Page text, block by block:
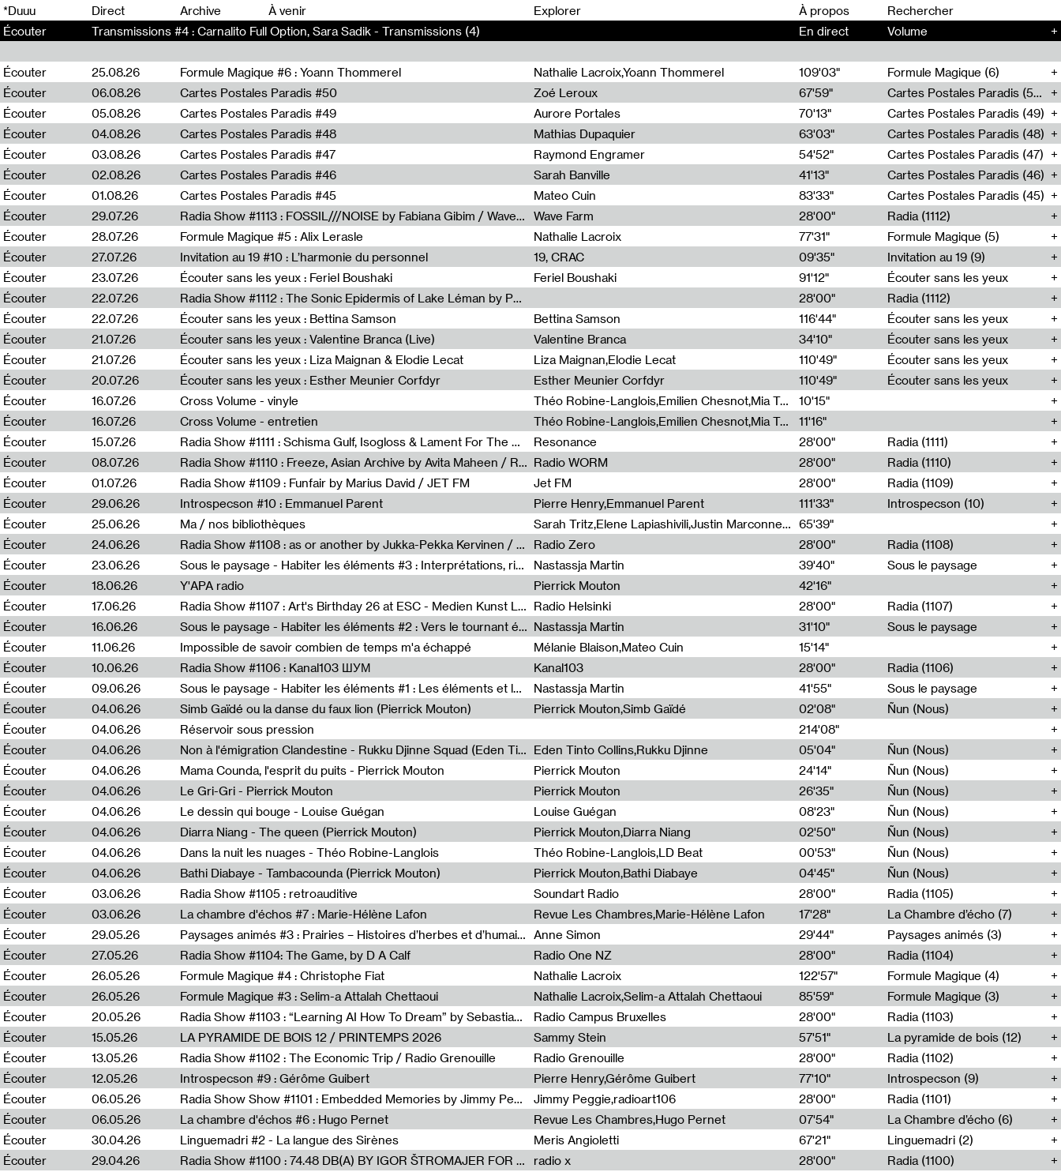
*Duuu Direct Archive À venir Explorer
À propos
Écouter
Transmissions #4 : Carnalito Full Option, Sara Sadik - Transmissions (4) En direct Volume +
Écouter 25.08.26 Formule Magique #6 : Yoann Thommerel Nathalie Lacroix,Yoann Thommerel 109'03"
Formule Magique (6)
Écouter
06.08.26 Cartes Postales Paradis #50 Zoé Leroux 67'59"
Cartes Postales Paradis (50)
Écouter
05.08.26 Cartes Postales Paradis #49 Aurore Portales 70'13"
Cartes Postales Paradis (49)
Écouter
04.08.26 Cartes Postales Paradis #48 Mathias Dupaquier 63'03"
Cartes Postales Paradis (48)
Écouter
03.08.26 Cartes Postales Paradis #47 Raymond Engramer 54'52"
Cartes Postales Paradis (47)
Écouter
02.08.26 Cartes Postales Paradis #46 Sarah Banville 41'13"
Cartes Postales Paradis (46)
Écouter
01.08.26 Cartes Postales Paradis #45 Mateo Cuin 83'33"
Cartes Postales Paradis (45)
Écouter
29.07.26 Radia Show #1113 : FOSSIL///NOISE by Fabiana Gibim / Wave Farm Wave Farm 28'00"
Radia (1112)
Écouter
28.07.26 Formule Magique #5 : Alix Lerasle Nathalie Lacroix 77'31"
Formule Magique (5)
Écouter
27.07.26 Invitation au 19 #10 : L’harmonie du personnel 19, CRAC 09'35"
Invitation au 19 (9)
Écouter
23.07.26 Écouter sans les yeux : Feriel Boushaki Feriel Boushaki 91'12"
Écouter sans les yeux
Écouter
22.07.26 Radia Show #1112 : The Sonic Epidermis of Lake Léman by Paul Courlet / Guest Slot 28'00"
Radia (1112)
Écouter
22.07.26 Écouter sans les yeux : Bettina Samson Bettina Samson 116'44"
Écouter sans les yeux
Écouter
21.07.26 Écouter sans les yeux : Valentine Branca (Live) Valentine Branca 34'10"
Écouter sans les yeux
Écouter
21.07.26 Écouter sans les yeux : Liza Maignan & Elodie Lecat Liza Maignan,Elodie Lecat 110'49"
Écouter sans les yeux
Écouter
20.07.26 Écouter sans les yeux : Esther Meunier Corfdyr Esther Meunier Corfdyr 110'49"
Écouter sans les yeux
Écouter
16.07.26 Cross Volume - vinyle Théo Robine-Langlois,Emilien Chesnot,Mia Trabalon
10'15"
Écouter
16.07.26 Cross Volume - entretien Théo Robine-Langlois,Emilien Chesnot,Mia Trabalon
11'16"
Écouter
15.07.26 Radia Show #1111 : Schisma Gulf, Isogloss & Lament For The Old Clock By Harvey Young / Resonance Resonance 28'00"
Radia (1111)
Écouter
08.07.26 Radia Show #1110 : Freeze, Asian Archive by Avita Maheen / Radio Worm Radio WORM 28'00"
Radia (1110)
Écouter
01.07.26 Radia Show #1109 : Funfair by Marius David / JET FM Jet FM 28'00"
Radia (1109)
Écouter
29.06.26 Introspecson #10 : Emmanuel Parent Pierre Henry,Emmanuel Parent 111'33"
Introspecson (10)
Écouter
25.06.26 Ma / nos bibliothèques Sarah Tritz,Elene Lapiashivili,Justin Marconnet,Mateo Cuche,Esther Lechevalier,Suzie Lecroart,Romance Castelet
65'39"
Écouter
24.06.26 Radia Show #1108 : as or another by Jukka-Pekka Kervinen / Rádio Zero Radio Zero 28'00"
Radia (1108)
Écouter
23.06.26 Sous le paysage - Habiter les éléments #3 : Interprétations, rituels et symboliques des éléments Nastassja Martin 39'40"
Sous le paysage
Écouter
18.06.26 Y'APA radio Pierrick Mouton
42'16"
Écouter
17.06.26 Radia Show #1107 : Art's Birthday 26 at ESC - Medien Kunst Labor Radio Helsinki 28'00"
Radia (1107)
Écouter
16.06.26 Sous le paysage - Habiter les éléments #2 : Vers le tournant élémentaire Nastassja Martin 31'10"
Sous le paysage
Écouter
11.06.26 Impossible de savoir combien de temps m'a échappé Mélanie Blaison,Mateo Cuin
15'14"
Écouter
10.06.26 Radia Show #1106 : Kanal103 ШУМ Kanal103 28'00"
Radia (1106)
Écouter
09.06.26 Sous le paysage - Habiter les éléments #1 : Les éléments et les débordements du vivant Nastassja Martin 41'55"
Sous le paysage
Écouter
04.06.26 Simb Gaïdé ou la danse du faux lion (Pierrick Mouton) Pierrick Mouton,Simb Gaïdé 02'08"
Ñun (Nous)
Écouter
04.06.26 Réservoir sous pression
214'08"
Écouter
04.06.26 Non à l'émigration Clandestine - Rukku Djinne Squad (Eden Tinto Collins) Eden Tinto Collins,Rukku Djinne 05'04"
Ñun (Nous)
Écouter
04.06.26 Mama Counda, l'esprit du puits - Pierrick Mouton Pierrick Mouton 24'14"
Ñun (Nous)
Écouter
04.06.26 Le Gri-Gri - Pierrick Mouton Pierrick Mouton 26'35"
Ñun (Nous)
Écouter
04.06.26 Le dessin qui bouge - Louise Guégan Louise Guégan 08'23"
Ñun (Nous)
Écouter
04.06.26 Diarra Niang - The queen (Pierrick Mouton) Pierrick Mouton,Diarra Niang 02'50"
Ñun (Nous)
Écouter
04.06.26 Dans la nuit les nuages - Théo Robine-Langlois Théo Robine-Langlois,LD Beat 00'53"
Ñun (Nous)
Écouter
04.06.26 Bathi Diabaye - Tambacounda (Pierrick Mouton) Pierrick Mouton,Bathi Diabaye 04'45"
Ñun (Nous)
Écouter
03.06.26 Radia Show #1105 : retroauditive Soundart Radio 28'00"
Radia (1105)
Écouter
03.06.26 La chambre d'échos #7 : Marie-Hélène Lafon Revue Les Chambres,Marie-Hélène Lafon 17'28"
La Chambre d’écho (7)
Écouter
29.05.26 Paysages animés #3 : Prairies – Histoires d’herbes et d’humains Anne Simon 29'44"
Paysages animés (3)
Écouter
27.05.26 Radia Show #1104: The Game, by D A Calf Radio One NZ 28'00"
Radia (1104)
Écouter
26.05.26 Formule Magique #4 : Christophe Fiat Nathalie Lacroix 122'57"
Formule Magique (4)
Écouter
26.05.26 Formule Magique #3 : Selim-a Attalah Chettaoui Nathalie Lacroix,Selim-a Attalah Chettaoui 85'59"
Formule Magique (3)
Écouter
20.05.26 Radia Show #1103 : “Learning AI How To Dream” by Sebastian Dingens (Radio Campus Bruxelles) Radio Campus Bruxelles 28'00"
Radia (1103)
Écouter
15.05.26 LA PYRAMIDE DE BOIS 12 / PRINTEMPS 2026 Sammy Stein 57'51"
La pyramide de bois (12)
Écouter
13.05.26 Radia Show #1102 : The Economic Trip / Radio Grenouille Radio Grenouille 28'00"
Radia (1102)
Écouter
12.05.26 Introspecson #9 : Gérôme Guibert Pierre Henry,Gérôme Guibert 77'10"
Introspecson (9)
Écouter
06.05.26 Radia Show Show #1101 : Embedded Memories by Jimmy Peggie / radioart106 Jimmy Peggie,radioart106 28'00"
Radia (1101)
Écouter
06.05.26 La chambre d'échos #6 : Hugo Pernet Revue Les Chambres,Hugo Pernet 07'54"
La Chambre d’écho (6)
Écouter
30.04.26 Linguemadri #2 - La langue des Sirènes Meris Angioletti 67'21"
Linguemadri (2)
Écouter
29.04.26 Radia Show #1100 : 74.48 DB(A) BY IGOR ŠTROMAJER FOR RADIO X radio x 28'00"
Radia (1100)
00 00
00 00